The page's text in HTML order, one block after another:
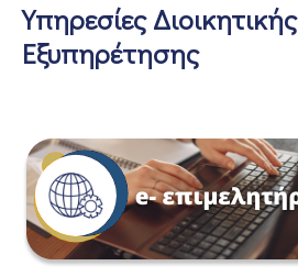
Υπηρεσίες Διοικητικής
Εξυπηρέτησης